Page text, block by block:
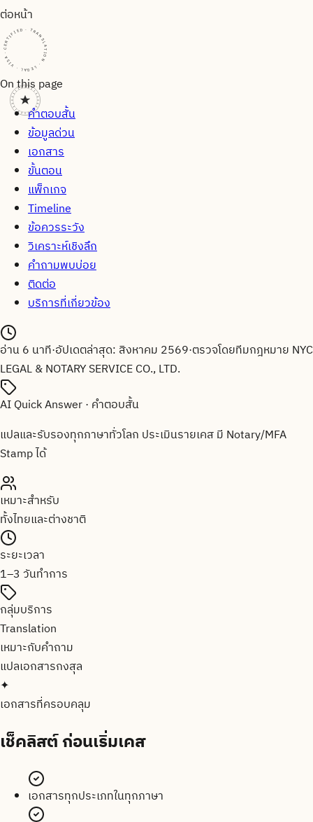
ต่อหน้า
CERTIFIED · TRANSLATION · LEGAL · VISA · CERTIFIED · TRANSLATION · LEGAL · VISA · CERTIFIED · TRANSLATION · LEGAL · VISA ·
On this page
คำตอบสั้น
ข้อมูลด่วน
เอกสาร
ขั้นตอน
แพ็กเกจ
Timeline
ข้อควรระวัง
วิเคราะห์เชิงลึก
คำถามพบบ่อย
ติดต่อ
บริการที่เกี่ยวข้อง
อ่าน6 นาที·อัปเดตล่าสุด: สิงหาคม 2569·ตรวจโดยทีมกฎหมาย NYC
LEGAL & NOTARY SERVICE CO., LTD.
AI Quick Answer · คำตอบสั้น
แปลและรับรองทุกภาษาทั่วโลก ประเมินรายเคส มี Notary/MFA
Stamp ได้
เหมาะสำหรับ
ทั้งไทยและต่างชาติ
ระยะเวลา
1–3 วันทำการ
กลุ่มบริการ
Translation
เหมาะกับคำถาม
แปลเอกสารกงสุล
✦
เอกสารที่ครอบคลุม
เช็คลิสต์ก่อนเริ่มเคส
เอกสารทุกประเภทในทุกภาษา